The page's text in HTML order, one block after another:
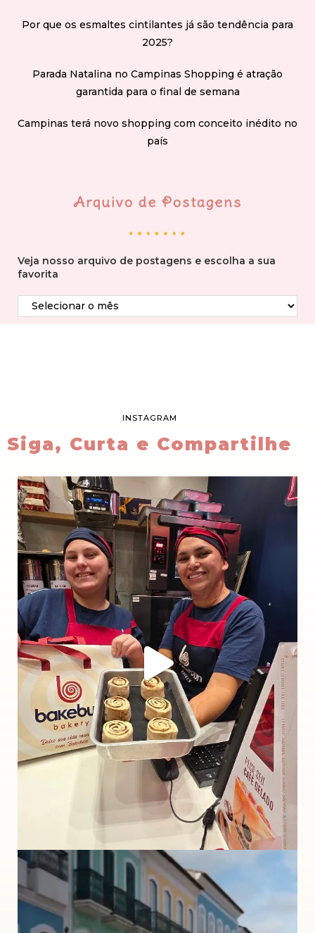
Por que os esmaltes cintilantes já são tendência para
2025?
Parada Natalina no Campinas Shopping é atração
garantida para o final de semana
Campinas terá novo shopping com conceito inédito no
país
Arquivo de Postagens
Veja nosso arquivo de postagens e escolha a sua
favorita
INSTAGRAM
Siga, Curta e Compartilhe